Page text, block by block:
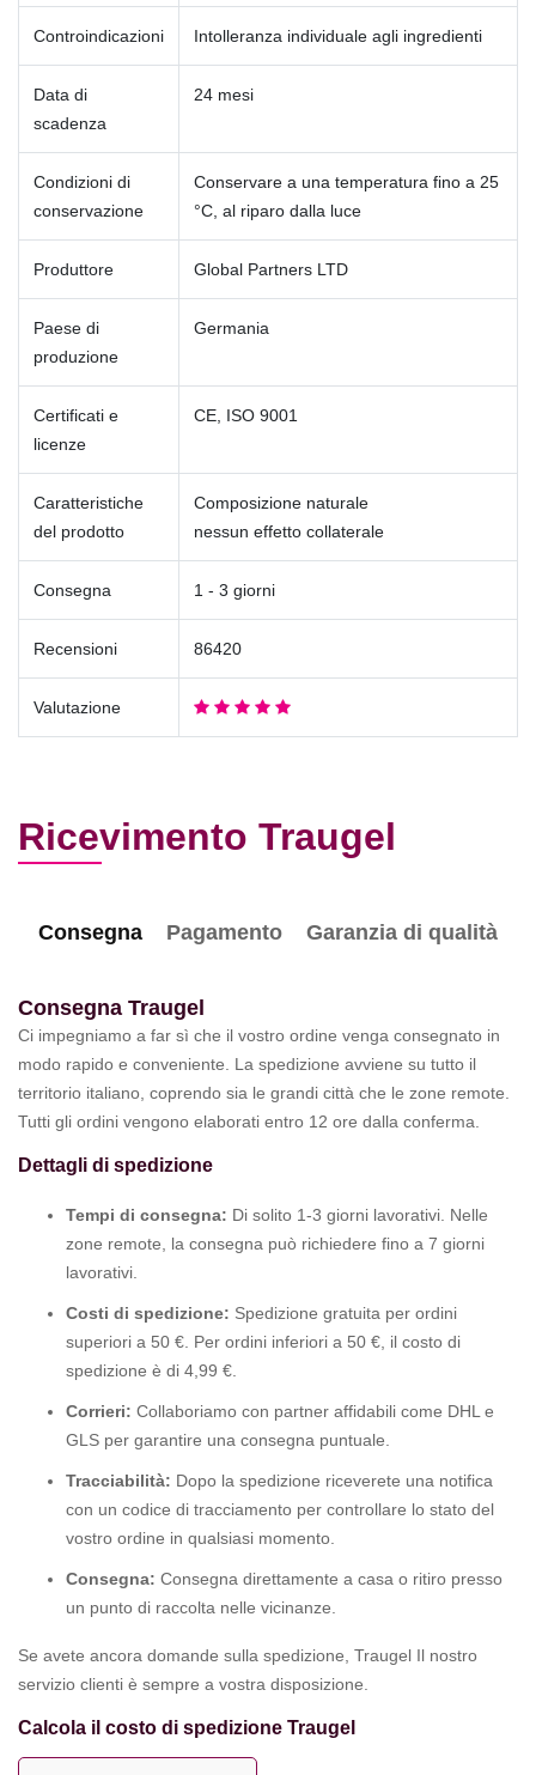
Controindicazioni Intolleranza individuale agli ingredienti
Data di
scadenza
24 mesi
Condizioni di
conservazione
Conservare a una temperatura fino a 25
°C, al riparo dalla luce
Produttore Global Partners LTD
Paese di
produzione
Germania
Certificati e
licenze
CE, ISO 9001
Caratteristiche
del prodotto
Composizione naturale
nessun effetto collaterale
Consegna 1 - 3 giorni
Recensioni 86420
Valutazione
Ricevimento Traugel
Consegna Pagamento Garanzia di qualità
Consegna Traugel
Ci impegniamo a far sì che il vostro ordine venga consegnato in
modo rapido e conveniente. La spedizione avviene su tutto il
territorio italiano, coprendo sia le grandi città che le zone remote.
Tutti gli ordini vengono elaborati entro 12 ore dalla conferma.
Dettagli di spedizione
Tempi di consegna: Di solito 1-3 giorni lavorativi. Nelle
zone remote, la consegna può richiedere fino a 7 giorni
lavorativi.
Costi di spedizione: Spedizione gratuita per ordini
superiori a 50 €. Per ordini inferiori a 50 €, il costo di
spedizione è di 4,99 €.
Corrieri: Collaboriamo con partner affidabili come DHL e
GLS per garantire una consegna puntuale.
Tracciabilità: Dopo la spedizione riceverete una notifica
con un codice di tracciamento per controllare lo stato del
vostro ordine in qualsiasi momento.
Consegna: Consegna direttamente a casa o ritiro presso
un punto di raccolta nelle vicinanze.
Se avete ancora domande sulla spedizione, Traugel Il nostro
servizio clienti è sempre a vostra disposizione.
Calcola il costo di spedizione Traugel